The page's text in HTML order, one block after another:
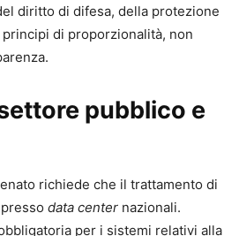
diritto di difesa, della protezione
di proporzionalità, non
pubblico e
richiede che il trattamento di
data center nazionali.
per i sistemi relativi alla